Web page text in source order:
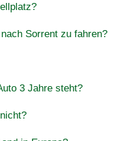
Sorrent zu fahren?
3 Jahre steht?